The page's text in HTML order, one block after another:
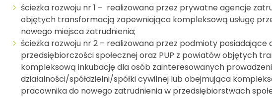
ścieżka rozwoju nr 1 – realizowana przez prywatne agencje
objętych transformacją zapewniająca kompleksową usługę
nowego miejsca zatrudnienia;
ścieżka rozwoju nr 2 – realizowana przez podmioty posiadające
przedsiębiorczości społecznej oraz PUP z powiatów objętych
kompleksową inkubację dla osób zainteresowanych
działalności/spółdzielni/spółki cywilnej lub obejmująca
pracownika do nowego zatrudnienia w przedsiębiorstwach